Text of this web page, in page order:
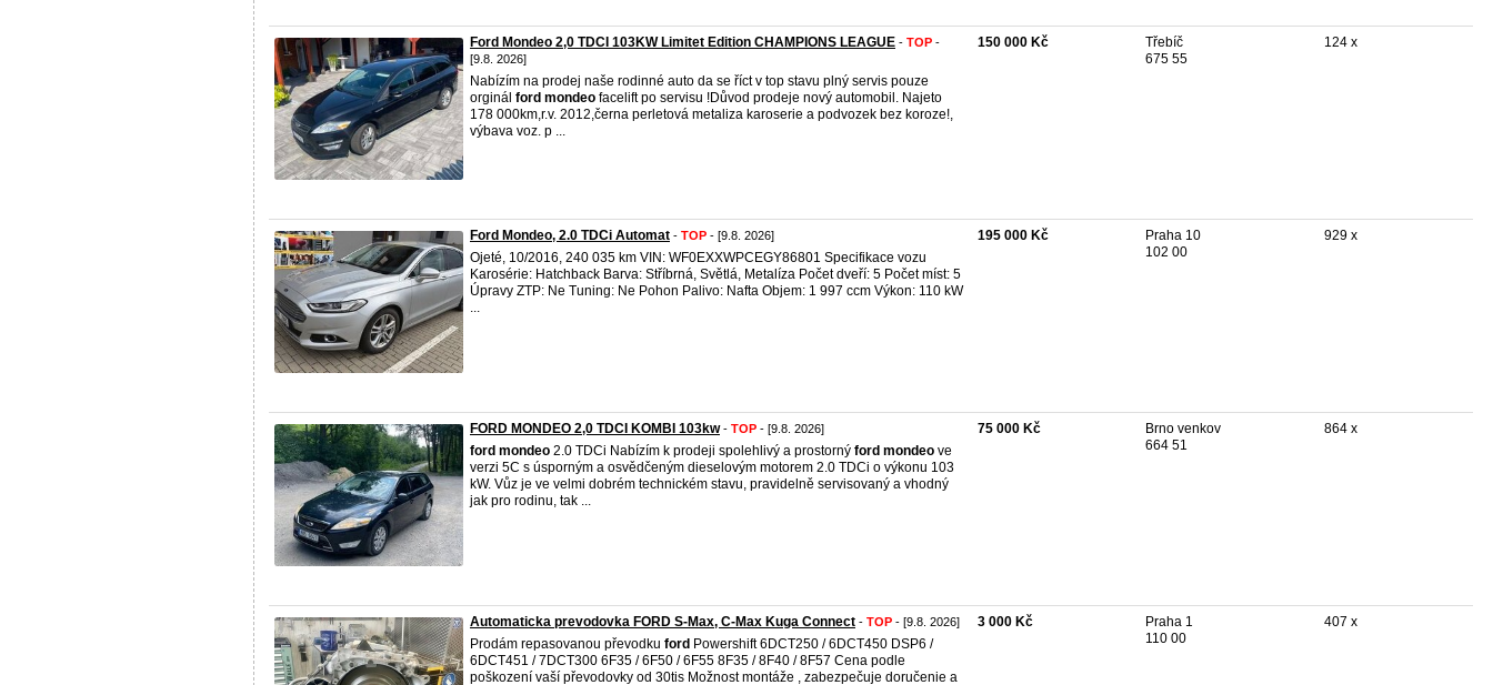
Ford Mondeo 2,0 TDCI 103KW Limitet Edition CHAMPIONS LEAGUE - TOP -
[9.8. 2026]
Nabízím na prodej naše rodinné auto da se říct v top stavu plný servis pouze
orginál ford mondeo facelift po servisu !Důvod prodeje nový automobil. Najeto
178 000km,r.v. 2012,černa perletová metaliza karoserie a podvozek bez koroze!,
výbava voz. p ...
150 000 Kč
Třebíč
675 55
124 x
Ford Mondeo, 2.0 TDCi Automat - TOP - [9.8. 2026]
Ojeté, 10/2016, 240 035 km VIN: WF0EXXWPCEGY86801 Specifikace vozu
Karosérie: Hatchback Barva: Stříbrná, Světlá, Metalíza Počet dveří: 5 Počet míst: 5
Úpravy ZTP: Ne Tuning: Ne Pohon Palivo: Nafta Objem: 1 997 ccm Výkon: 110 kW
...
195 000 Kč
Praha 10
102 00
929 x
FORD MONDEO 2,0 TDCI KOMBI 103kw- TOP - [9.8. 2026]
ford mondeo 2.0 TDCi Nabízím k prodeji spolehlivý a prostorný ford mondeo ve
verzi 5C s úsporným a osvědčeným dieselovým motorem 2.0 TDCi o výkonu 103
kW. Vůz je ve velmi dobrém technickém stavu, pravidelně servisovaný a vhodný
jak pro rodinu, tak ...
75 000 Kč
Brno venkov
664 51
864 x
Automaticka prevodovka FORD S-Max, C-Max Kuga Connect - TOP - [9.8. 2026]
Prodám repasovanou převodku ford Powershift 6DCT250 / 6DCT450 DSP6 /
6DCT451 / 7DCT300 6F35 / 6F50 / 6F55 8F35 / 8F40 / 8F57 Cena podle
poškození vaší převodovky od 30tis Možnost montáže , zabezpečuje doručenie a
3 000 Kč
Praha 1
110 00
407 x